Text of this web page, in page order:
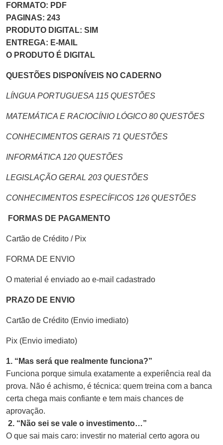
FORMATO: PDF
PAGINAS: 243
PRODUTO DIGITAL: SIM
ENTREGA: E-MAIL
O PRODUTO É DIGITAL
QUESTÕES DISPONÍVEIS NO CADERNO
LÍNGUA PORTUGUESA 115 QUESTÕES
MATEMÁTICA E RACIOCÍNIO LÓGICO 80 QUESTÕES
CONHECIMENTOS GERAIS 71 QUESTÕES
INFORMÁTICA 120 QUESTÕES
LEGISLAÇÃO GERAL 203 QUESTÕES
CONHECIMENTOS ESPECÍFICOS 126 QUESTÕES
FORMAS DE PAGAMENTO
Cartão de Crédito / Pix
FORMA DE ENVIO
O material é enviado ao e-mail cadastrado
PRAZO DE ENVIO
Cartão de Crédito (Envio imediato)
Pix (Envio imediato)
1. “Mas será que realmente funciona?”
Funciona porque simula exatamente a experiência real da
prova. Não é achismo, é técnica: quem treina com a banca
certa chega mais confiante e tem mais chances de
aprovação.
2. “Não sei se vale o investimento…”
O que sai mais caro: investir no material certo agora ou